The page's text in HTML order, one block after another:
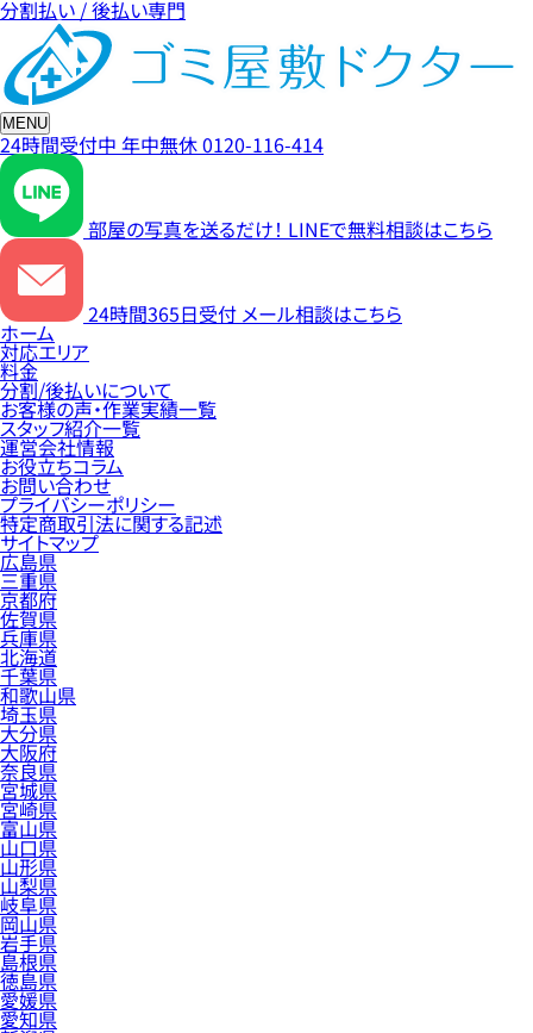
分割払い / 後払い専門
MENU
24時間受付中 年中無休0120-116-414
部屋の写真を送るだけ！ LINEで無料相談はこちら
24時間365日受付 メール相談はこちら
ホーム
対応エリア
料金
分割/後払いについて
お客様の声・作業実績一覧
スタッフ紹介一覧
運営会社情報
お役立ちコラム
お問い合わせ
プライバシーポリシー
特定商取引法に関する記述
サイトマップ
広島県
三重県
京都府
佐賀県
兵庫県
北海道
千葉県
和歌山県
埼玉県
大分県
大阪府
奈良県
宮城県
宮崎県
富山県
山口県
山形県
山梨県
岐阜県
岡山県
岩手県
島根県
徳島県
愛媛県
愛知県